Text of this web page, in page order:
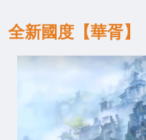
全新國度【華胥】